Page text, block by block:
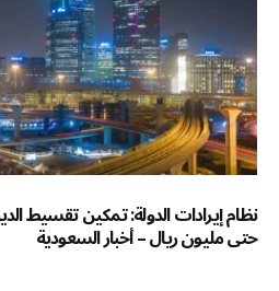
حتى مليون ريال – أخبار السعودية